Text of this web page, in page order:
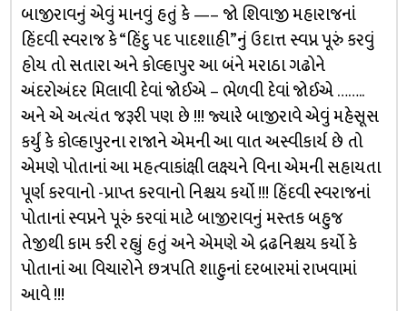
બાજીરાવનું એવું માનવું હતું કે —– જો શિવાજી મહારાજનાં
હિંદવી સ્વરાજ કે “હિંદુ પદ પાદશાહી”નું ઉદાત્ત સ્વપ્ન પૂરું કરવું
હોય તો સતારા અને કોલ્હાપુર આ બંને મરાઠા ગઢોને
અંદરોઅંદર મિલાવી દેવાં જોઈએ – ભેળવી દેવાં જોઈએ ……..
અને એ અત્યંત જરૂરી પણ છે !!! જ્યારે બાજીરાવે એવું મહેસૂસ
કર્યું કે કોલ્હાપુરના રાજાને એમની આ વાત અસ્વીકાર્ય છે તો
એમણે પોતાનાં આ મહત્વાકાંક્ષી લક્ષ્યને વિના એમની સહાયતા
પૂર્ણ કરવાનો -પ્રાપ્ત કરવાનો નિશ્ચય કર્યો !!! હિંદવી સ્વરાજનાં
પોતાનાં સ્વપ્નને પૂરું કરવાં માટે બાજીરાવનું મસ્તક બહુજ
તેજીથી કામ કરી રહ્યું હતું અને એમણે એ દ્રઢનિશ્ચય કર્યો કે
પોતાનાં આ વિચારોને છત્રપતિ શાહુનાં દરબારમાં રાખવામાં
આવે !!!